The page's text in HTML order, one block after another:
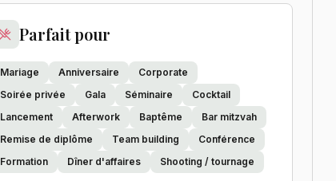
Parfait pour
Mariage Anniversaire
Corporate
Soirée privée
Gala Séminaire
Cocktail
Lancement
Afterwork Baptême
Bar mitzvah
Remise de diplôme
Team building
Conférence
Formation
Dîner d'affaires Shooting / tournage